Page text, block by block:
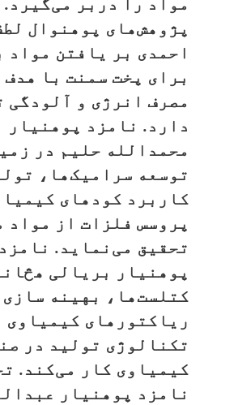
مواد را دربر می‌گیرد.
پژوهش‌های پوهنوال
احمدی بر یافتن مواد
برای پخت سمنت با هدف
مصرف انرژی و آلودگی
دارد. نامزد پوهنیار
محمدالله حلیم در
توسعه سرامیک‌ها،
کاربرد کودهای
پروسس فلزات از مواد
تحقیق می‌نماید. نامزد
پوهنیار بریالی
کتلست‌ها، بهینه‌ سازی
ریاکتورهای کیمیاوی
تکنالوژی تولید در
کیمیاوی کار می‌کند.
نامزد پوهنیار